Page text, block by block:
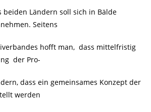
Ländern soll sich in Bälde
Seitens
hofft man, dass mittelfristig
der Pro-
dass ein gemeinsames Konzept der
werden